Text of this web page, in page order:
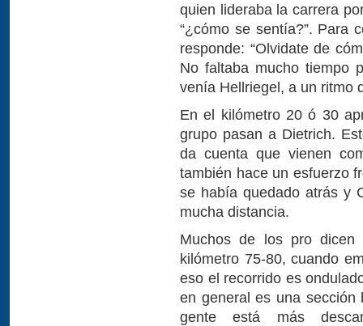
quien lideraba la carrera
“¿cómo se sentía?”. Para
responde: “Olvidate de
No faltaba mucho tiempo
venía Hellriegel, a un ritmo
En el kilómetro 20 ó 30
grupo pasan a Dietrich.
da cuenta que vienen
también hace un esfuerzo
se había quedado atrás y
mucha distancia.
Muchos de los pro
kilómetro 75-80, cuando
eso el recorrido es
en general es una sección
gente está más